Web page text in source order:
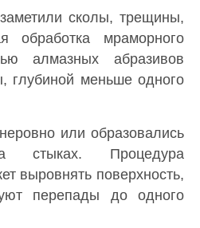
сколы, трещины,
обработка мраморного
алмазных абразивов
глубиной меньше одного
или образовались
стыках. Процедура
выровнять поверхность,
перепады до одного